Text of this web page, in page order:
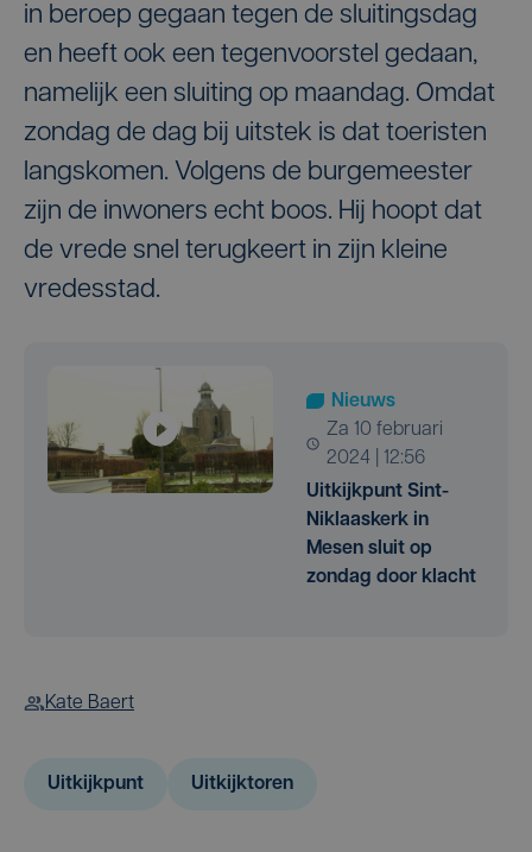
in beroep gegaan tegen de sluitingsdag
en heeft ook een tegenvoorstel gedaan,
namelijk een sluiting op maandag. Omdat
zondag de dag bij uitstek is dat toeristen
langskomen. Volgens de burgemeester
zijn de inwoners echt boos. Hij hoopt dat
de vrede snel terugkeert in zijn kleine
vredesstad.
Nieuws
za 10 februari
2024 | 12:56
Uitkijkpunt Sint-
Niklaaskerk in
Mesen sluit op
zondag door klacht
Kate Baert
Uitkijkpunt Uitkijktoren